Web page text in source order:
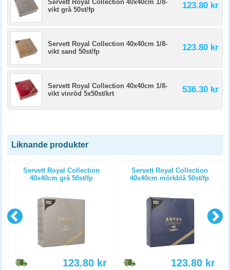
Servett Royal Collection 40x40cm 1/8-
vikt grå 50st/fp
123.80 kr
Servett Royal Collection 40x40cm 1/8-
vikt sand 50st/fp
123.80 kr
Servett Royal Collection 40x40cm 1/8-
vikt vinröd 5x50st/krt
536.30 kr
Liknande produkter
Servett Royal Collection
40x40cm grå 50st/fp
123.80 kr
Servett Royal Collection
40x40cm mörkblå 50st/fp
123.80 kr